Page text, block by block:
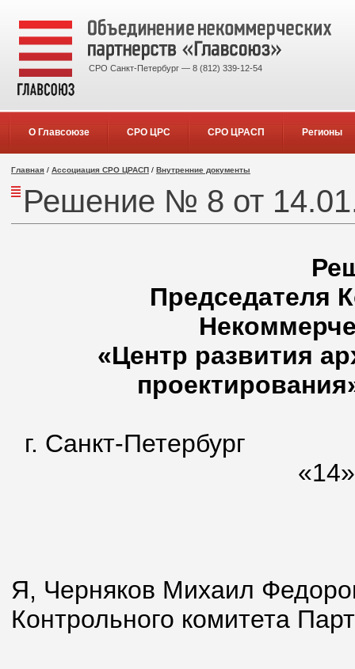
СРО Санкт-Петербург — 8 (812) 339-12-54
О Главсоюзе СРО ЦРС СРО ЦРАСП Регионы
Главная / Ассоциация СРО ЦРАСП / Внутренние документы
Решение № 8 от
Председателя
«Центр развития
г. Санкт-Петербург
«14»
Я, Черняков Михаил
Контрольного комитета